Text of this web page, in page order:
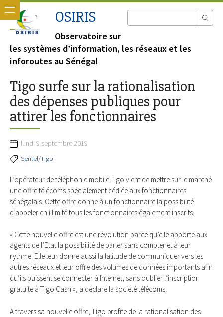
OSIRIS
Observatoire sur
les systèmes d’information, les réseaux et les
inforoutes au Sénégal
Tigo surfe sur la rationalisation
des dépenses publiques pour
attirer les fonctionnaires
lundi 9 septembre 2019
Sentel/Tigo
L’opérateur de téléphonie mobile Tigo vient de mettre sur le marché
une offre télécoms spécialement dédiée aux fonctionnaires
sénégalais. Cette offre donne à un fonctionnaire la possibilité
d’appeler en illimité tous les fonctionnaires également inscrits.
« Cette nouvelle offre est une révolution parce qu’elle apporte aux
agents de l’Etat la possibilité de parler sans compter et à leur
rythme. Elle leur donne aussi la latitude de communiquer vers les
autres réseaux et leur offre des volumes de données importants afin
qu’ils puissent se connecter à Internet, sans oublier l’inscription
gratuite à Tigo Cash », a déclaré la société télécoms.
A travers sa nouvelle offre, Tigo profite de la rationalisation des